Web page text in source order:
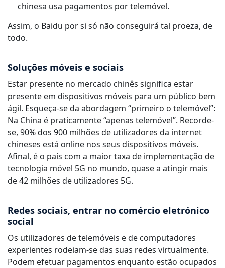
chinesa usa pagamentos por telemóvel.
Assim, o Baidu por si só não conseguirá tal proeza, de
todo.
Soluções móveis e sociais
Estar presente no mercado chinês significa estar
presente em dispositivos móveis para um público bem
ágil. Esqueça-se da abordagem “primeiro o telemóvel”:
Na China é praticamente “apenas telemóvel”. Recorde-
se, 90% dos 900 milhões de utilizadores da internet
chineses está online nos seus dispositivos móveis.
Afinal, é o país com a maior taxa de implementação de
tecnologia móvel 5G no mundo, quase a atingir mais
de 42 milhões de utilizadores 5G.
Redes sociais, entrar no comércio eletrónico
social
Os utilizadores de telemóveis e de computadores
experientes rodeiam-se das suas redes virtualmente.
Podem efetuar pagamentos enquanto estão ocupados